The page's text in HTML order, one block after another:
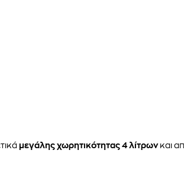
μεγάλης χωρητικότητας 4 λίτρωνκαι